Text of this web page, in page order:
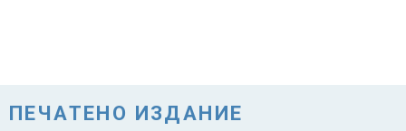
ПЕЧАТЕНО ИЗДАНИЕ